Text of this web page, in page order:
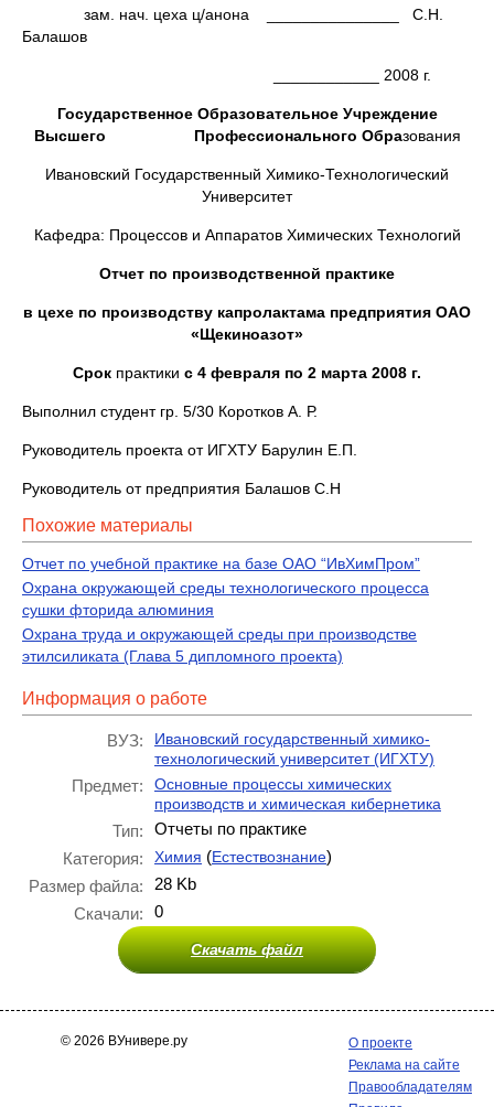
зам. нач. цеха ц/анона _______________ С.Н.
Балашов
____________ 2008 г.
Государственное Образовательное Учреждение
Высшего Профессионального Образования
Ивановский Государственный Химико-Технологический
Университет
Кафедра: Процессов и Аппаратов Химических Технологий
Отчет по производственной практике
в цехе по производству капролактама предприятия ОАО
«Щекиноазот»
Срок практики с 4 февраля по 2 марта 2008 г.
Выполнил студент гр. 5/30 Коротков А. Р.
Руководитель проекта от ИГХТУ Барулин Е.П.
Руководитель от предприятия Балашов С.Н
Похожие материалы
Отчет по учебной практике на базе ОАО “ИвХимПром”
Охрана окружающей среды технологического процесса
сушки фторида алюминия
Охрана труда и окружающей среды при производстве
этилсиликата (Глава 5 дипломного проекта)
Информация о работе
ВУЗ:
Ивановский государственный химико-
технологический университет (ИГХТУ)
Предмет:
Основные процессы химических
производств и химическая кибернетика
Тип:
Отчеты по практике
Категория:
Химия (Естествознание)
Размер файла:
28 Kb
Скачали:
0
Скачать файл
© 2026 ВУнивере.ру
О проекте
Реклама на сайте
Правообладателям